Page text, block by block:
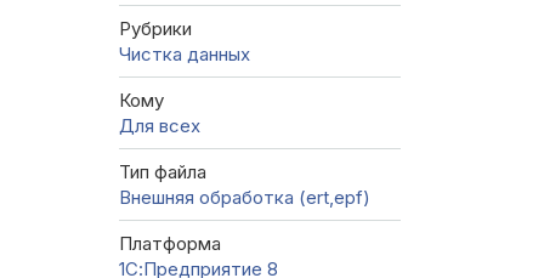
Рубрики
Чистка данных
Кому
Для всех
Тип файла
Внешняя обработка (ert,epf)
Платформа
1С:Предприятие 8